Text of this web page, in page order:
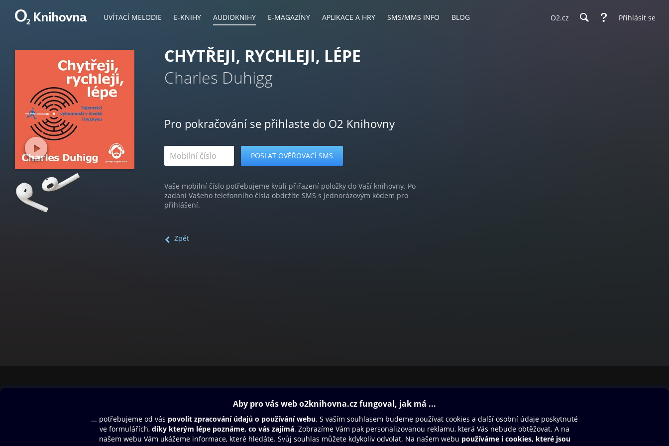
UVÍTACÍ MELODIE E-KNIHY AUDIOKNIHY E-MAGAZÍNY APLIKACE A HRY SMS/MMS INFO BLOG O2.cz Přihlásit se
CHYTŘEJI, RYCHLEJI, LÉPE
Charles Duhigg
Pro pokračování se přihlaste do O2 Knihovny
Vaše mobilní číslo potřebujeme kvůli přiřazení položky do Vaší knihovny. Po
zadání Vašeho telefonního čísla obdržíte SMS s jednorázovým kódem pro
přihlášení.
Zpět
Aplikace a hry
SMS/MMS Info
Blog
Dárkový poukaz
Nápověda
Oneplay Originály
Sport